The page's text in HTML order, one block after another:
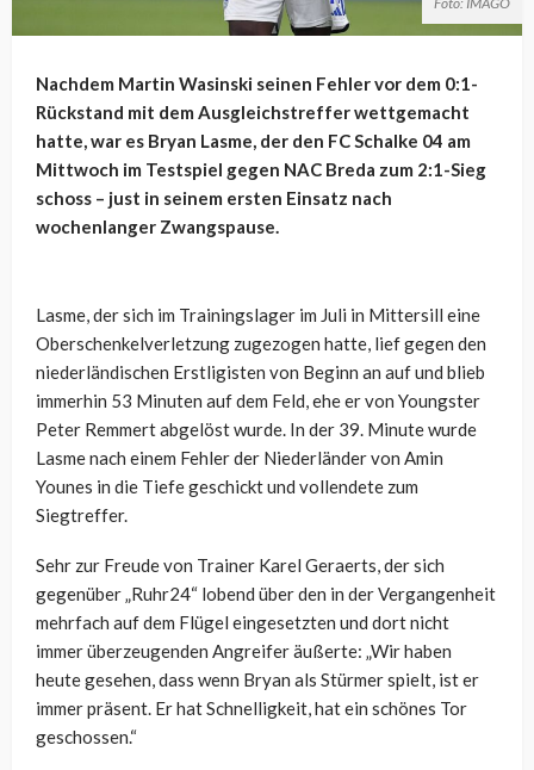
Nachdem Martin Wasinski seinen Fehler vor dem 0:1-
Rückstand mit dem Ausgleichstreffer wettgemacht
hatte, war es Bryan Lasme, der den FC Schalke 04 am
Mittwoch im Testspiel gegen NAC Breda zum 2:1-Sieg
schoss – just in seinem ersten Einsatz nach
wochenlanger Zwangspause.
Lasme, der sich im Trainingslager im Juli in Mittersill eine
Oberschenkelverletzung zugezogen hatte, lief gegen den
niederländischen Erstligisten von Beginn an auf und blieb
immerhin 53 Minuten auf dem Feld, ehe er von Youngster
Peter Remmert abgelöst wurde. In der 39. Minute wurde
Lasme nach einem Fehler der Niederländer von Amin
Younes in die Tiefe geschickt und vollendete zum
Siegtreffer.
Sehr zur Freude von Trainer Karel Geraerts, der sich
gegenüber „Ruhr24“ lobend über den in der Vergangenheit
mehrfach auf dem Flügel eingesetzten und dort nicht
immer überzeugenden Angreifer äußerte: „Wir haben
heute gesehen, dass wenn Bryan als Stürmer spielt, ist er
immer präsent. Er hat Schnelligkeit, hat ein schönes Tor
geschossen.“